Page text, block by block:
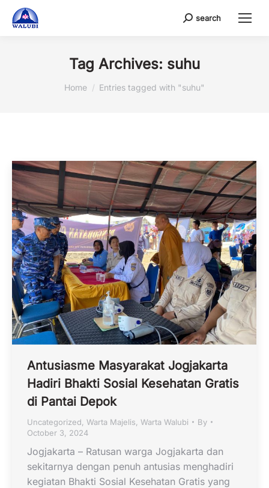
Search:
search
Tag Archives: suhu
You are here:
Home Entries tagged with "suhu"
Antusiasme Masyarakat Jogjakarta
Hadiri Bhakti Sosial Kesehatan Gratis
di Pantai Depok
Uncategorized Warta Majelis Warta Walubi
By
October 3, 2024
Jogjakarta – Ratusan warga Jogjakarta dan
sekitarnya dengan penuh antusias menghadiri
kegiatan Bhakti Sosial Kesehatan Gratis yang